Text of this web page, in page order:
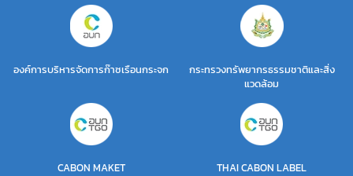
องค์การบริหารจัดการก๊าซเรือนกระจก
กระทรวงทรัพยากรธรรมชาติและสิ่ง
แวดล้อม
CABON MAKET THAI CABON LABEL